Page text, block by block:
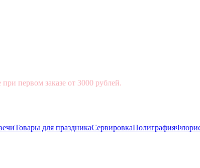
первом заказе от 3000 рублей.
Товары для праздникаСервировкаПолиграфия